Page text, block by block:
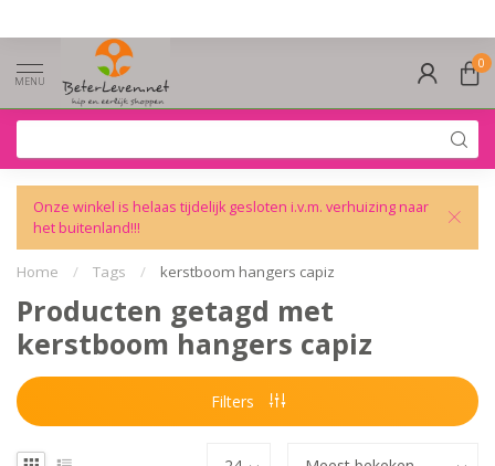
MENU
0
Onze winkel is helaas tijdelijk gesloten i.v.m. verhuizing naar
het buitenland!!!
Home / Tags / kerstboom hangers capiz
Producten getagd met
kerstboom hangers capiz
Filters